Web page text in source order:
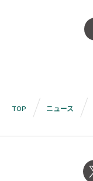
TOP ニュース